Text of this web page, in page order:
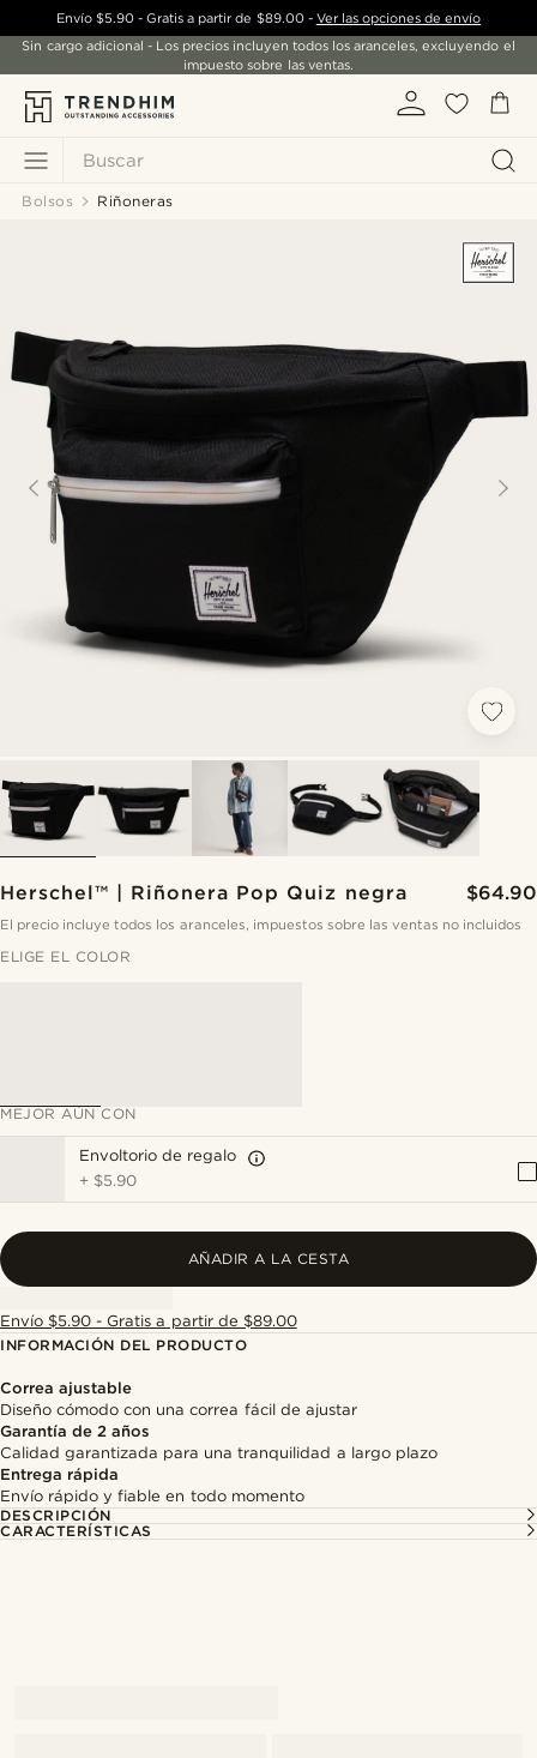
Buscar
Envío $5.90- Gratis a partir de $89.00- Ver las opciones de envío
Sin cargo adicional - Los precios incluyen todos los aranceles, excluyendo el
impuesto sobre las ventas.
Bolsos Riñoneras
Herschel™ | Riñonera Pop Quiz negra $64.90
El precio incluye todos los aranceles, impuestos sobre las ventas no incluidos
ELIGE EL COLOR
MEJOR AÚN CON
Envoltorio de regalo
+ $5.90
AÑADIR A LA CESTA
Envío $5.90 - Gratis a partir de $89.00
INFORMACIÓN DEL PRODUCTO
Correa ajustable
Diseño cómodo con una correa fácil de ajustar
Garantía de 2 años
Calidad garantizada para una tranquilidad a largo plazo
Entrega rápida
Envío rápido y fiable en todo momento
DESCRIPCIÓN
CARACTERÍSTICAS